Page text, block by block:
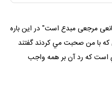
مرجعی مبدع است" در این باره
با من صحبت مي کردند گفتند
که رد آن بر همه واجب